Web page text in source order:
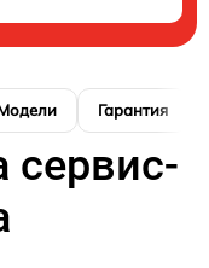
Гарантия